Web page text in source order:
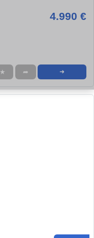
4.990 €
★ ➦ ➜